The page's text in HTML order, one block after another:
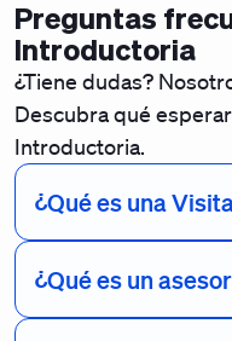
Preguntas
Introductoria
¿Tiene dudas?
Descubra qué
Introductoria.
¿Qué es una
¿Qué es un